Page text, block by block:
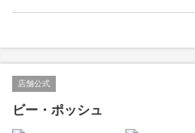
店舗公式
ビー・ポッシュ